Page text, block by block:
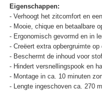
Eigenschappen:
- Verhoogt het zitcomfort en
- Mooie, chique en betaalbare
- Ergonomisch gevormd en in
- Creëert extra opbergruimte
- Beschermt de inhoud voor
- Hindert versnellingspook en
- Montage in ca. 10 minuten
- Lengte ingeschoven ca. 270